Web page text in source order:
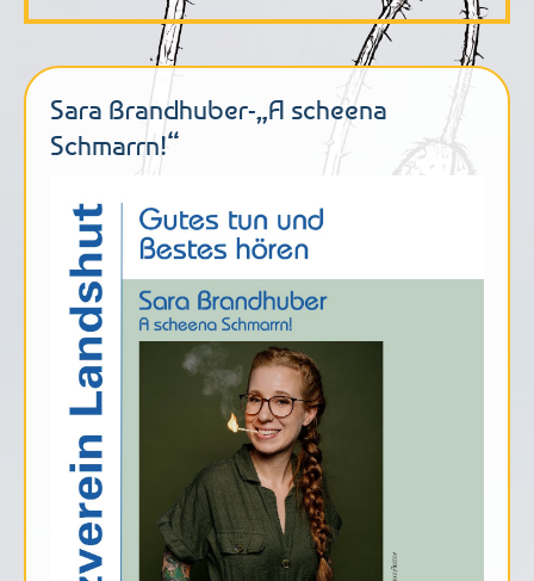
Sara Brandhuber-„A scheena
Schmarrn!“